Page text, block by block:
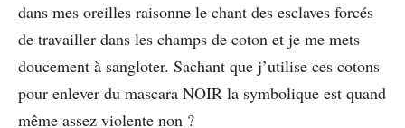
dans mes oreilles raisonne le chant des esclaves forcés
de travailler dans les champs de coton et je me mets
doucement à sangloter. Sachant que j’utilise ces cotons
pour enlever du mascara NOIR la symbolique est quand
même assez violente non ?